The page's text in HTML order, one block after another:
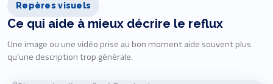
Repères visuels
Ce qui aide à mieux décrire le reflux
Une image ou une vidéo prise au bon moment aide souvent plus
qu’une description trop générale.